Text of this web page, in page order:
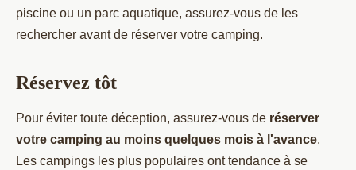
piscine ou un parc aquatique, assurez-vous de les
rechercher avant de réserver votre camping.
Réservez tôt
Pour éviter toute déception, assurez-vous de réserver
votre camping au moins quelques mois à l'avance.
Les campings les plus populaires ont tendance à se